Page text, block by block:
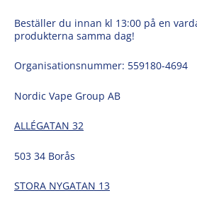
Beställer du innan kl 13:00 på en
produkterna samma dag!
Organisationsnummer: 559180-4694
Nordic Vape Group AB
ALLÉGATAN 32
503 34 Borås
STORA NYGATAN 13